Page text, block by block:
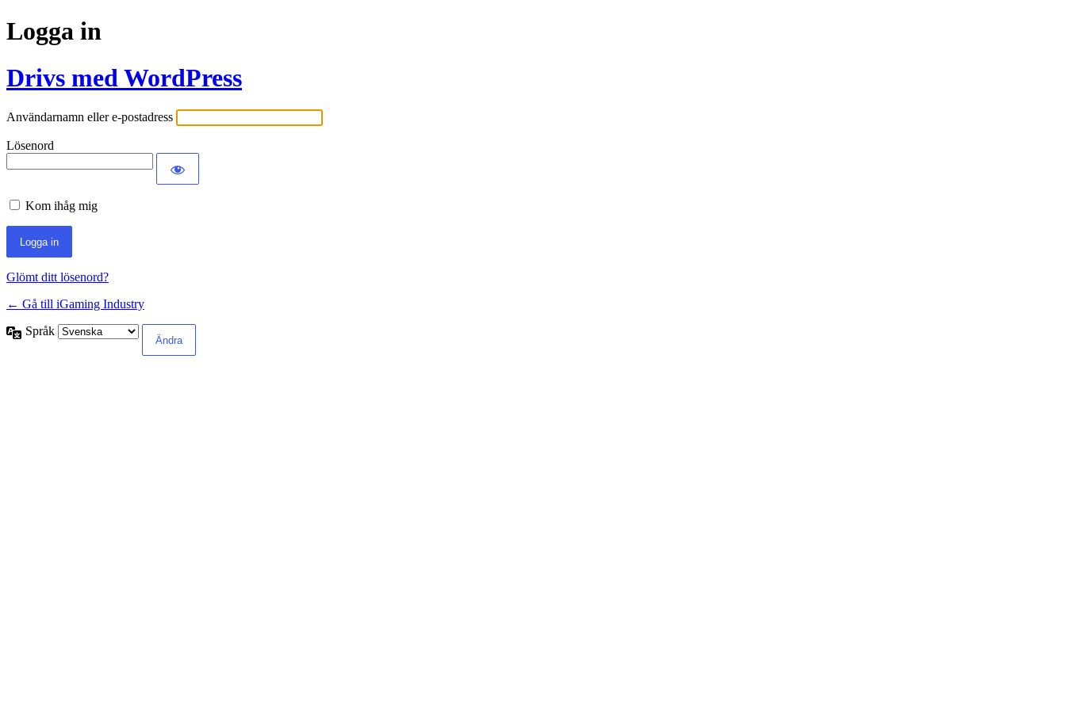
Logga in
Drivs med WordPress
Användarnamn eller e-postadress
Lösenord
Kom ihåg mig
Glömt ditt lösenord?
← Gå till iGaming Industry
Språk